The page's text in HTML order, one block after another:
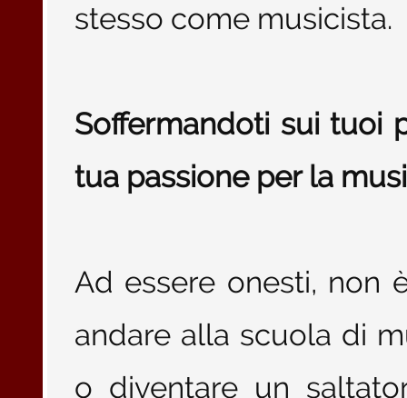
stesso come musicista.
Soffermandoti sui tuoi
tua passione per la
Ad essere onesti, non
andare alla scuola di
o diventare un